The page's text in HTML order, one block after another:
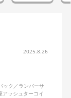
2025.8.26
ック／ランバーサ
ッシュターコイ